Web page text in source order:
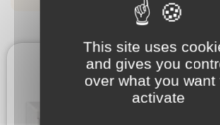
This site uses
and gives you
over what you want
activate